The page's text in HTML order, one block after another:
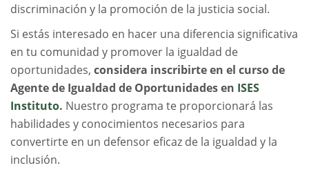
discriminación y la promoción de la justicia social.
Si estás interesado en hacer una diferencia significativa
en tu comunidad y promover la igualdad de
oportunidades, considera inscribirte en el curso de
Agente de Igualdad de Oportunidades en ISES
Instituto. Nuestro programa te proporcionará las
habilidades y conocimientos necesarios para
convertirte en un defensor eficaz de la igualdad y la
inclusión.